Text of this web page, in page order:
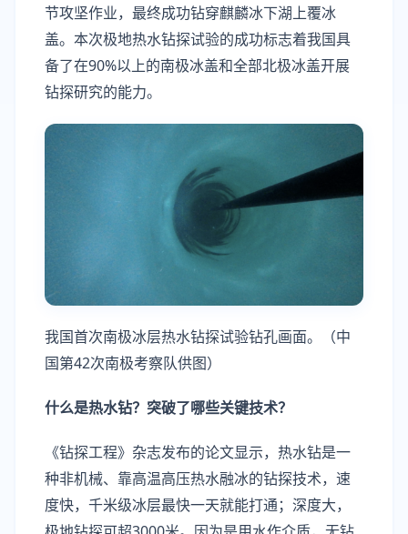
节攻坚作业，最终成功钻穿麒麟冰下湖上覆冰
盖。本次极地热水钻探试验的成功标志着我国具
备了在90%以上的南极冰盖和全部北极冰盖开展
钻探研究的能力。
我国首次南极冰层热水钻探试验钻孔画面。（中
国第42次南极考察队供图）
什么是热水钻？突破了哪些关键技术？
《钻探工程》杂志发布的论文显示，热水钻是一
种非机械、靠高温高压热水融冰的钻探技术，速
度快，千米级冰层最快一天就能打通；深度大，